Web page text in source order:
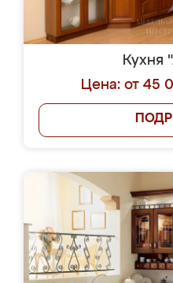
Кухня
Цена: от 45